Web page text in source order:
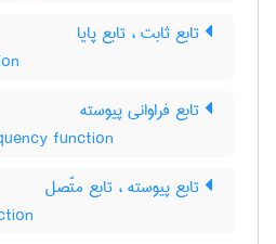
تابع ثابت ، تابع پایا
تابع فراوانی پیوسته
function
تابع پیوسته ، تابع متّصل